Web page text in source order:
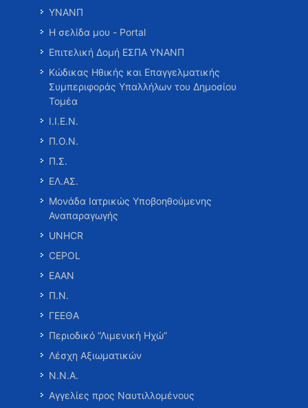
ΥΝΑΝΠ
Η σελίδα μου - Portal
Επιτελική Δομή ΕΣΠΑ ΥΝΑΝΠ
Κώδικας Ηθικής και Επαγγελματικής
Συμπεριφοράς Υπαλλήλων του Δημοσίου
Τομέα
Ι.Ι.Ε.Ν.
Π.Ο.Ν.
Π.Σ.
ΕΛ.ΑΣ.
Μονάδα Ιατρικώς Υποβοηθούμενης
Αναπαραγωγής
UNHCR
CEPOL
ΕΑΑΝ
Π.Ν.
ΓΕΕΘΑ
Περιοδικό “Λιμενική Ηχώ”
Λέσχη Αξιωματικών
Ν.Ν.Α.
Αγγελίες προς Ναυτιλλομένους